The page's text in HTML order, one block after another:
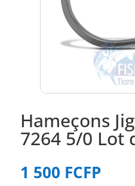
Hameçons
7264 5/0 Lot
1 500 FCFP